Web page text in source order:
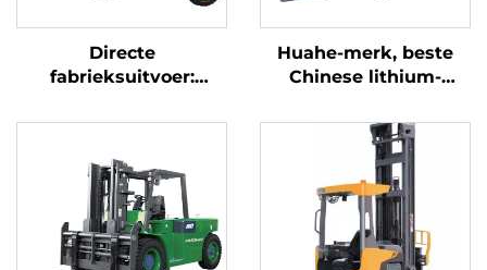
Directe
fabrieksuitvoer:
vorkheftrucks van 1,5
certificering,
lithiumbatterijen, all-
terrain-vorkheftruck
Huahe-merk, beste
Chinese lithium-
van 2,5 ton,
batterijheftruck te
koop